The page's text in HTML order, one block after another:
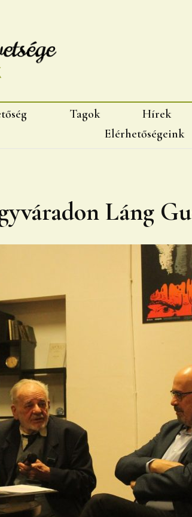
Tagok Hírek
Elérhetőségeink
Láng